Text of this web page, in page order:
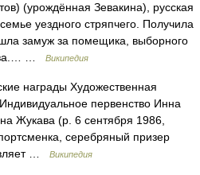
(урождённая Зевакина), русская
уездного стряпчего. Получила
замуж за помещика, выборного
…
Википедия
награды Художественная
первенство Инна
Жукава (р. 6 сентября 1986,
серебряный призер
…
Википедия